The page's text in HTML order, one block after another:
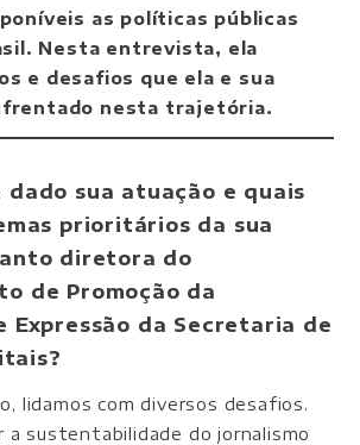
as políticas públicas
Nesta entrevista, ela
e desafios que ela e sua
nesta trajetória.
dado sua atuação e quais
prioritários da sua
diretora do
de Promoção da
Expressão da Secretaria de
lidamos com diversos desafios.
a sustentabilidade do jornalismo